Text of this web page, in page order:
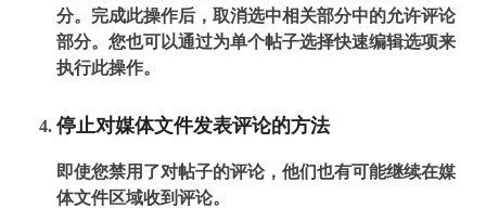
分。完成此操作后，取消选中相关部分中的允许评论
部分。您也可以通过为单个帖子选择快速编辑选项来
执行此操作。
停止对媒体文件发表评论的方法
即使您禁用了对帖子的评论，他们也有可能继续在媒
体文件区域收到评论。